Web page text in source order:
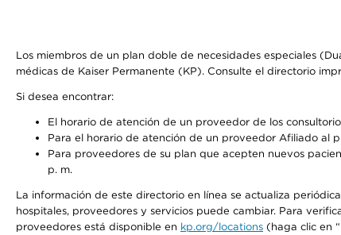
Los miembros de un plan doble de necesidades especiales
médicas de Kaiser Permanente (KP). Consulte el directorio
Si desea encontrar:
El horario de atención de un proveedor de los
Para el horario de atención de un proveedor Afiliado al
Para proveedores de su plan que acepten nuevos
p. m.
La información de este directorio en línea se actualiza
hospitales, proveedores y servicios puede cambiar. Para
proveedores está disponible en kp.org/locations (haga clic en